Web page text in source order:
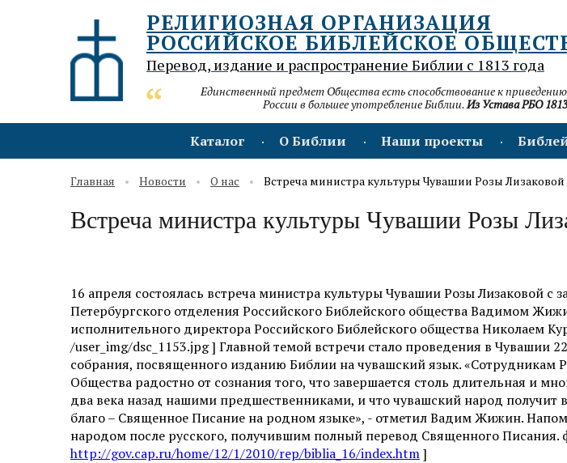
РЕЛИГИОЗНАЯ ОРГАНИЗАЦИЯ
РОССИЙСКОЕ БИБЛЕЙСКОЕ
Перевод, издание и распространение Библии с 1813 года
Единственный предмет Общества есть способствование к
России в большее употребление Библии.Из Устава РБО
Каталог О Библии Наши проекты
Главная Новости О нас Встреча министра культуры Чувашии Розы
Встреча министра культуры Чувашии Розы
16 апреля состоялась встреча министра культуры Чувашии Розы Лизаковой с
Петербургского отделения Российского Библейского общества Вадимом
исполнительного директора Российского Библейского общества Николаем
/user_img/dsc_1153.jpg ] Главной темой встречи стало проведения в Чувашии
собрания, посвященного изданию Библии на чувашский язык. «Сотрудникам
Общества радостно от сознания того, что завершается столь длительная и
два века назад нашими предшественниками, и что чувашский народ получит
благо – Священное Писание на родном языке», - отметил Вадим Жижин.
народом после русского, получившим полный перевод Священного Писания.
http://gov.cap.ru/home/12/1/2010/rep/biblia_16/index.htm]